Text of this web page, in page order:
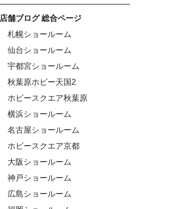
店舗ブログ 総合ページ
札幌ショールーム
仙台ショールーム
宇都宮ショールーム
秋葉原ホビー天国2
ホビースクエア秋葉原
横浜ショールーム
名古屋ショールーム
ホビースクエア京都
大阪ショールーム
神戸ショールーム
広島ショールーム